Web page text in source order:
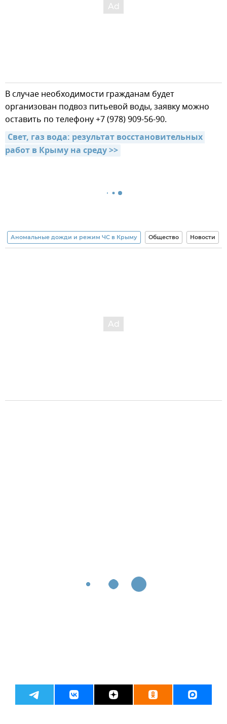
В случае необходимости гражданам будет
организован подвоз питьевой воды, заявку можно
оставить по телефону +7 (978) 909-56-90.
Свет, газ вода: результат восстановительных
работ в Крыму на среду >>
Аномальные дожди и режим ЧС в Крыму Общество Новости